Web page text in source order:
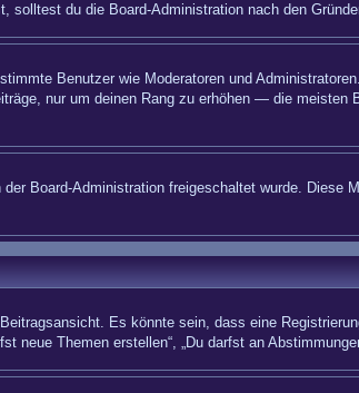
du die Board-Administration nach den
Benutzer wie Moderatoren und
nur um deinen Rang zu erhöhen — die meisten
Board-Administration freigeschaltet wurde. Diese
Es könnte sein, dass eine
Themen erstellen“, „Du darfst an